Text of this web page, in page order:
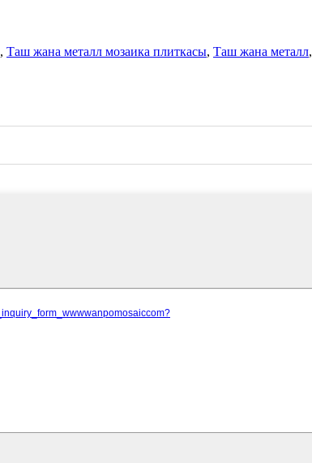
, Таш жана металл мозаика плиткасы, Таш жана металл,